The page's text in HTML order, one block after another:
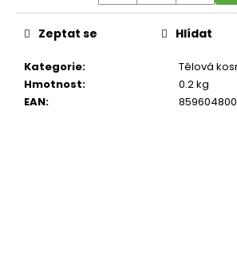
Kategorie:
Tělová
Hmotnost:
0.2 kg
EAN:
Zeptat se Hlídat
OMEGA
OLEJ
TRESČÍCH
JATER,
CITRÓN,
240